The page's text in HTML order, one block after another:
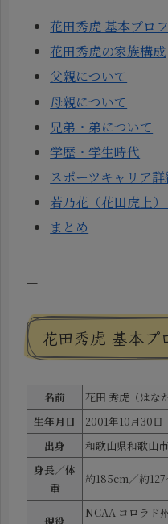
花田秀虎 基本プロ
花田秀虎の家族構成
父親について
母親について
兄弟・弟について
学歴・学生時代
スポーツキャリア詳
若乃花（花田虎上
まとめ
—
花田秀虎 基本プ
名前
花田 秀虎（はな
生年月日
2001年10月30日
出身
和歌山県和歌山市
身長／体
重
約185cm／約
現役
NCAA コロラド